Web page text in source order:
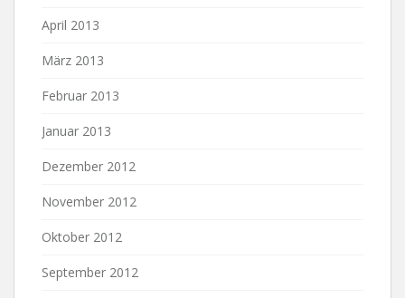
April 2013
März 2013
Februar 2013
Januar 2013
Dezember 2012
November 2012
Oktober 2012
September 2012